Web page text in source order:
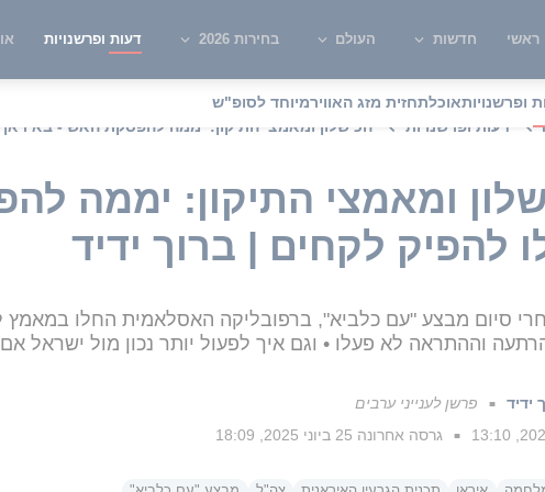
ראשי חדשות העולם בחירות 2026 דעות ופרשנויות
ופרשנויותאוכלתחזית מזג האווירמיוחד לסופ"ש
דעות ופרשנויות הכישלון ומאמצי התיקון: יממה להפסקת האש - באיראן
ומאמצי התיקון: יממה
להפיק לקחים | ברוך ידיד
סיום מבצע "עם כלביא", ברפובליקה האסלאמית החלו במאמץ
וההתראה לא פעלו • וגם איך לפעול יותר נכון מול ישראל
ידיד ■ פרשן לענייני ערבים
■ גרסה אחרונה 25 ביוני 2025, 18:09